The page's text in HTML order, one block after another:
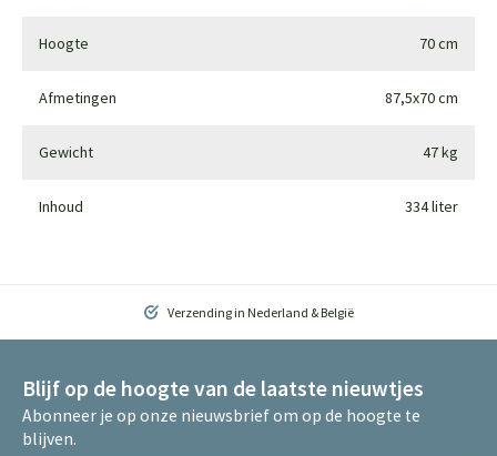
Hoogte 70 cm
Afmetingen 87,5x70 cm
Gewicht 47 kg
Inhoud 334 liter
Verzending in Nederland & België
Blijf op de hoogte van de laatste nieuwtjes
Abonneer je op onze nieuwsbrief om op de hoogte te
blijven.